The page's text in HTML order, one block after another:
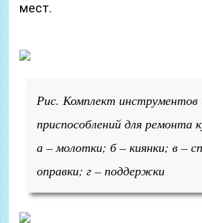
мест.
Рис. Комплект инструментов
приспособлений для ремонта
а – молотки; б – киянки; в –
оправки; г – поддержки